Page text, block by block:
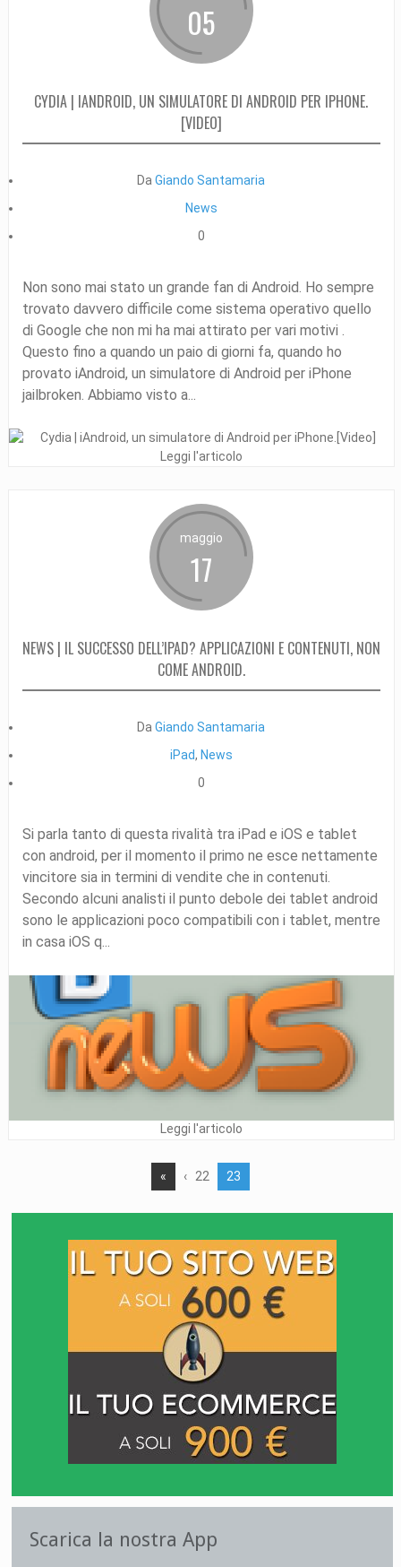
05
CYDIA | IANDROID, UN SIMULATORE DI ANDROID PER IPHONE.
[VIDEO]
DaGiando Santamaria
News
0
Non sono mai stato un grande fan di Android. Ho sempre
trovato davvero difficile come sistema operativo quello
di Google che non mi ha mai attirato per vari motivi .
Questo fino a quando un paio di giorni fa, quando ho
provato iAndroid, un simulatore di Android per iPhone
jailbroken. Abbiamo visto a...
Leggi l'articolo
maggio
17
NEWS | IL SUCCESSO DELL’IPAD? APPLICAZIONI E CONTENUTI, NON
COME ANDROID.
DaGiando Santamaria
iPad, News
0
Si parla tanto di questa rivalità tra iPad e iOS e tablet
con android, per il momento il primo ne esce nettamente
vincitore sia in termini di vendite che in contenuti.
Secondo alcuni analisti il punto debole dei tablet android
sono le applicazioni poco compatibili con i tablet, mentre
in casa iOS q...
Leggi l'articolo
« ‹ 22 23
Scarica la nostra App